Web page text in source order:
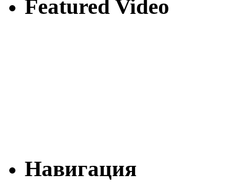
Featured Video
Навигация